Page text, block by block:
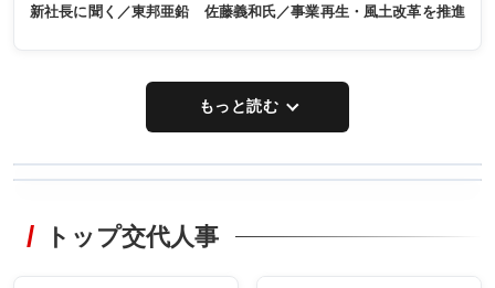
新社長に聞く／東邦亜鉛 佐藤義和氏／事業再生・風土改革を推進
もっと読む
非鉄業界で
タックトレー
トップ交代人事